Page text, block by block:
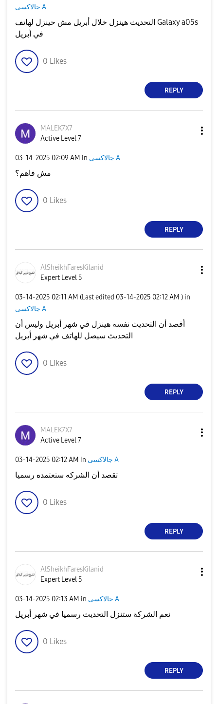
جالاكسى A
التحديث هينزل خلال أبريل مش حينزل لهاتف Galaxy a05s
في أبريل
0 Likes
REPLY
MALEK7X7
Active Level 7
‎03-14-2025 02:09 AM in جالاكسى A
مش فاهم؟
0 Likes
REPLY
AlSheikhFaresKilanid
Expert Level 5
‎03-14-2025 02:11 AM (Last edited ‎03-14-2025 02:12 AM ) in
جالاكسى A
أقصد أن التحديث نفسه هينزل في شهر أبريل وليس أن
التحديث سيصل للهاتف في شهر أبريل
0 Likes
REPLY
MALEK7X7
Active Level 7
‎03-14-2025 02:12 AM in جالاكسى A
تقصد أن الشركه ستعتمده رسميا
0 Likes
REPLY
AlSheikhFaresKilanid
Expert Level 5
‎03-14-2025 02:13 AM in جالاكسى A
نعم الشركة ستنزل التحديث رسميا في شهر أبريل
0 Likes
REPLY